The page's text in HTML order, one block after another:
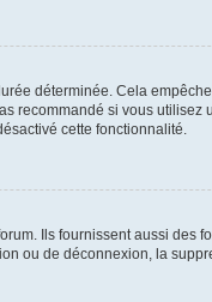
déterminée. Cela
recommandé si vous
cette fonctionnalité.
Ils fournissent aussi des
ou de déconnexion, la